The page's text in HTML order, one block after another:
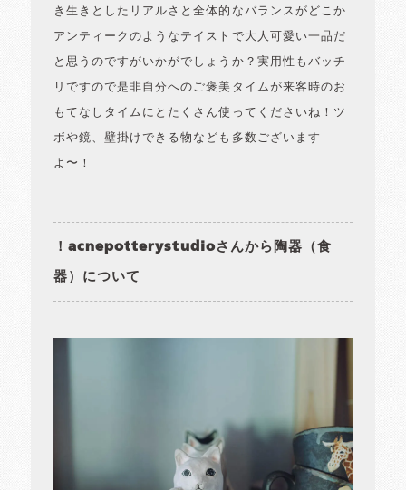
き生きとしたリアルさと全体的なバランスがどこか
アンティークのようなテイストで大人可愛い一品だ
と思うのですがいかがでしょうか？実用性もバッチ
リですので是非自分へのご褒美タイムが来客時のお
もてなしタイムにとたくさん使ってくださいね！ツ
ボや鏡、壁掛けできる物なども多数ございます
よ〜！
！acnepotterystudioさんから陶器（食
器）について